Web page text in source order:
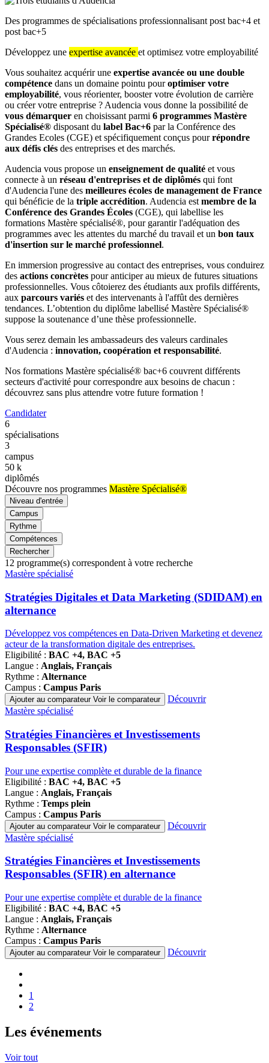
Des programmes de spécialisations professionnalisant post bac+4 et
post bac+5
Développez une expertise avancée et optimisez votre employabilité
Vous souhaitez acquérir une expertise avancée ou une double
compétence dans un domaine pointu pouroptimiser votre
employabilité, vous réorienter, booster votre évolution de carrière
ou créer votre entreprise ? Audencia vous donne la possibilité de
vous démarquer en choisissant parmi 6 programmes Mastère
Spécialisé® disposant du label Bac+6 par la Conférence des
Grandes Ecoles (CGE) et spécifiquement conçus pourrépondre
aux défis clés des entreprises et des marchés.
Audencia vous propose un enseignement de qualité et vous
connecte à un réseau d'entreprises et de diplômés qui font
d'Audencia l'une des meilleures écoles de management de France
qui bénéficie de la triple accrédition. Audencia est membre de la
Conférence des Grandes Écoles (CGE), qui labellise les
formations Mastère spécialisé®, pour garantir l'adéquation des
programmes avec les attentes du marché du travail et un bon taux
d'insertion sur le marché professionnel.
En immersion progressive au contact des entreprises, vous conduirez
des actions concrètes pour anticiper au mieux de futures situations
professionnelles. Vous côtoierez des étudiants aux profils différents,
aux parcours variés et des intervenants à l'affût des dernières
tendances. L’obtention du diplôme labellisé Mastère Spécialisé®
suppose la soutenance d’une thèse professionnelle.
Vous serez demain les ambassadeurs des valeurs cardinales
d'Audencia : innovation, coopération et responsabilité.
Nos formations Mastère spécialisé® bac+6 couvrent différents
secteurs d'activité pour correspondre aux besoins de chacun :
découvrez sans plus attendre votre future formation !
Candidater
6
spécialisations
3
campus
50 k
diplômés
Découvre nos programmes Mastère Spécialisé®
Niveau d'entrée
Campus
Rythme
Compétences
Rechercher
12 programme(s) correspondent à votre recherche
Famille
programmes
Mastère spécialisé
Stratégies Digitales et Data Marketing (SDIDAM) en
alternance
Développez vos compétences en Data-Driven Marketing et devenez
acteur de la transformation digitale des entreprises.
Eligibilité : BAC +4, BAC +5
Langue : Anglais, Français
Rythme : Alternance
Campus : Campus Paris
Ajouter au comparateur Voir le comparateur
Découvrir
Famille
programmes
Mastère spécialisé
Stratégies Financières et Investissements
Responsables (SFIR)
Pour une expertise complète et durable de la finance
Eligibilité : BAC +4, BAC +5
Langue : Anglais, Français
Rythme : Temps plein
Campus : Campus Paris
Ajouter au comparateur Voir le comparateur
Découvrir
Famille
programmes
Mastère spécialisé
Stratégies Financières et Investissements
Responsables (SFIR) en alternance
Pour une expertise complète et durable de la finance
Eligibilité : BAC +4, BAC +5
Langue : Anglais, Français
Rythme : Alternance
Campus : Campus Paris
Ajouter au comparateur Voir le comparateur Découvrir
Pagination
précédente
Page
1
Page
2
Les événements
Voir tout